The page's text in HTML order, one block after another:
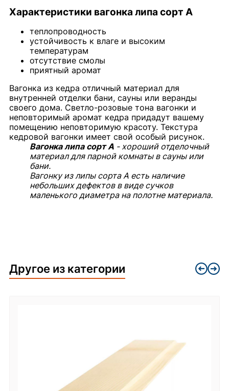
Характеристики вагонка липа сорт А
теплопроводность
устойчивость к влаге и высоким
температурам
отсутствие смолы
приятный аромат
Вагонка из кедра отличный материал для
внутренней отделки бани, сауны или веранды
своего дома. Светло-розовые тона вагонки и
неповторимый аромат кедра придадут вашему
помещению неповторимую красоту. Текстура
кедровой вагонки имеет свой особый рисунок.
Вагонка липа сорт А - хороший отделочный
материал для парной комнаты в сауны или
бани.
Вагонку из липы сорта А есть наличие
небольших дефектов в виде сучков
маленького диаметра на полотне материала.
Другое из категории